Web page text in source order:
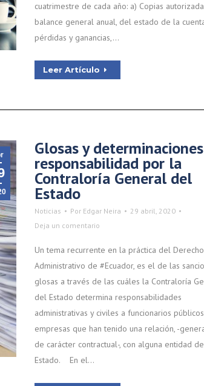
cuatrimestre de cada año: a) Copias
balance general anual, del estado de la
pérdidas y ganancias,…
Leer Artículo
Glosas y
responsabilidad por la
Contraloría General del
Estado
Noticias Por Edgar Neira
29 abril, 2020
Deja un comentario
Un tema recurrente en la práctica del Derecho
Administrativo de #Ecuador, es el de las
glosas a través de las cuáles la Contraloría
del Estado determina responsabilidades
administrativas y civiles a funcionarios
empresas que han tenido una relación, -
de carácter contractual-, con alguna entidad
Estado. En el…